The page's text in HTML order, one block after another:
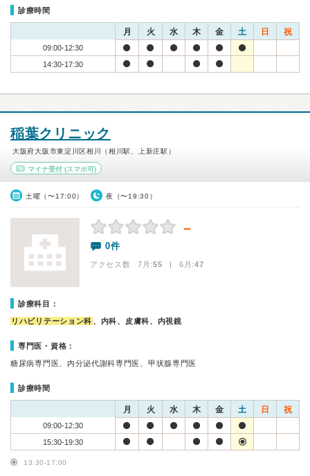
診療時間
月 火 水 木 金 土 日 祝
09:00-12:30
14:30-17:30
稲葉クリニック
大阪府大阪市東淀川区相川（相川駅、上新庄駅）
マイナ受付 (スマホ可)
土曜（〜17:00） 夜（〜19:30）
－
0件
アクセス数 7月:55 | 6月:47
診療科目：
リハビリテーション科 、内科、皮膚科、内視鏡
専門医・資格：
糖尿病専門医、内分泌代謝科専門医、甲状腺専門医
診療時間
月 火 水 木 金 土 日 祝
09:00-12:30
15:30-19:30
13:30-17:00